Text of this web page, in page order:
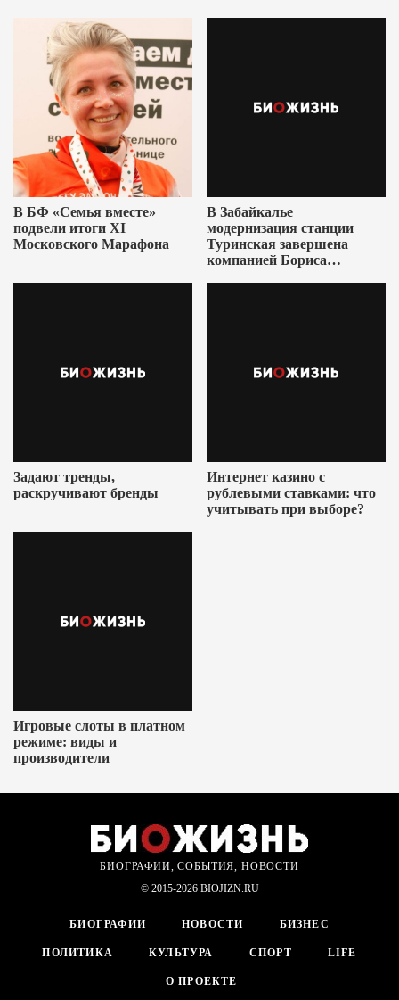
В БФ «Семья вместе»
подвели итоги XI
Московского Марафона
В Забайкалье
модернизация станции
Туринская завершена
компанией Бориса
Задают тренды,
раскручивают бренды
Интернет казино с
рублевыми ставками: что
учитывать при выборе?
Игровые слоты в платном
режиме: виды и
производители
БИОГРАФИИ, СОБЫТИЯ, НОВОСТИ
© 2015-2026 BIOJIZN.RU
БИОГРАФИИ НОВОСТИ БИЗНЕС
ПОЛИТИКА КУЛЬТУРА СПОРТ LIFE
О ПРОЕКТЕ